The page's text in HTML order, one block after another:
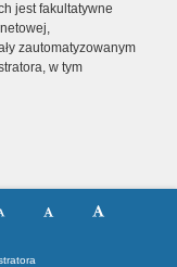
jest fakultatywne
zautomatyzowanym
w tym